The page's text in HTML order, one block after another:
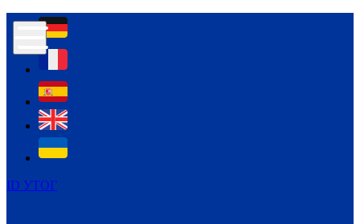
ID УТОГ
Контур психологічної безпеки глухих